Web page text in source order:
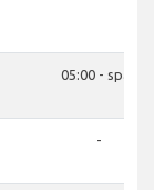
05:00 - spät
-